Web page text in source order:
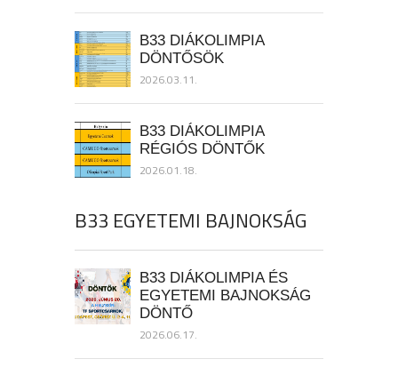
B33 DIÁKOLIMPIA
DÖNTŐSÖK
2026.03.11.
B33 DIÁKOLIMPIA
RÉGIÓS DÖNTŐK
2026.01.18.
B33 EGYETEMI BAJNOKSÁG
B33 DIÁKOLIMPIA ÉS
EGYETEMI BAJNOKSÁG
DÖNTŐ
2026.06.17.